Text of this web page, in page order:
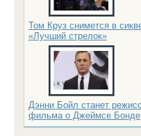
Том Круз снимется в
«Лучший стрелок»
Дэнни Бойл станет
фильма о Джеймсе Бонде